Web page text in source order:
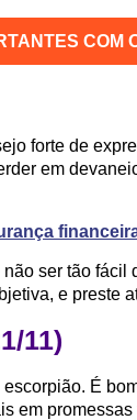
COM
forte de
em
ser tão fácil
e preste
11)
É
em